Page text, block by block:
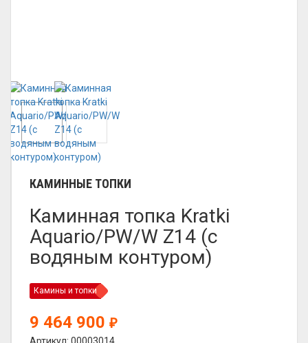
КАМИННЫЕ ТОПКИ
Каминная топка Kratki
Aquario/PW/W Z14 (с
водяным контуром)
Камины и топки
9 464 900 ₽